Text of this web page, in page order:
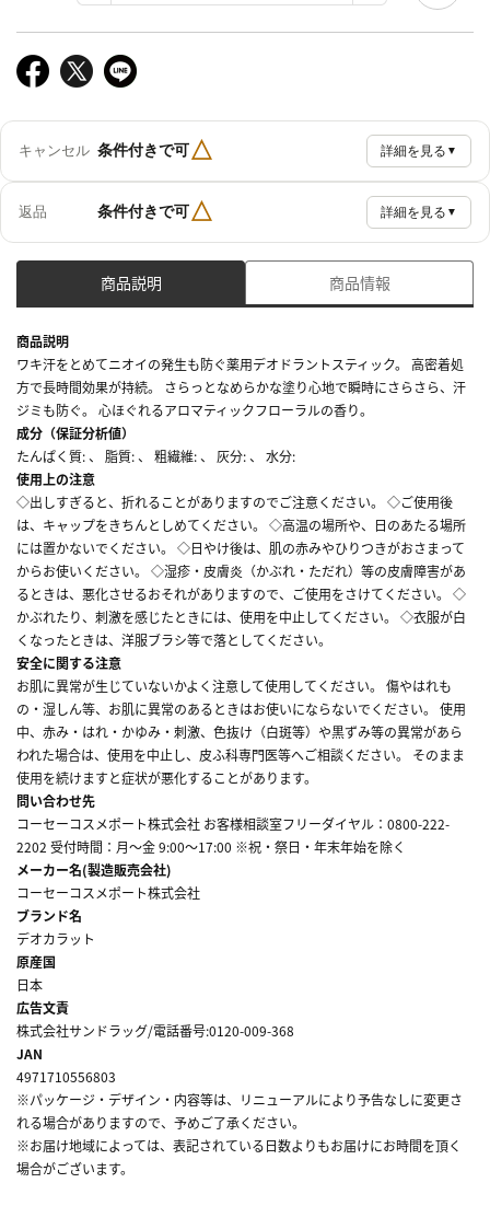
キャンセル 条件付きで可△ 詳細を見る ▼
返品 条件付きで可△ 詳細を見る ▼
商品説明 商品情報
商品説明
ワキ汗をとめてニオイの発生も防ぐ薬用デオドラントスティック。 高密着処
方で長時間効果が持続。 さらっとなめらかな塗り心地で瞬時にさらさら、汗
ジミも防ぐ。 心ほぐれるアロマティックフローラルの香り。
成分（保証分析値）
たんぱく質: 、 脂質: 、 粗繊維: 、 灰分: 、 水分:
使用上の注意
◇出しすぎると、折れることがありますのでご注意ください。 ◇ご使用後
は、キャップをきちんとしめてください。 ◇高温の場所や、日のあたる場所
には置かないでください。 ◇日やけ後は、肌の赤みやひりつきがおさまって
からお使いください。 ◇湿疹・皮膚炎（かぶれ・ただれ）等の皮膚障害があ
るときは、悪化させるおそれがありますので、ご使用をさけてください。 ◇
かぶれたり、刺激を感じたときには、使用を中止してください。 ◇衣服が白
くなったときは、洋服ブラシ等で落としてください。
安全に関する注意
お肌に異常が生じていないかよく注意して使用してください。 傷やはれも
の・湿しん等、お肌に異常のあるときはお使いにならないでください。 使用
中、赤み・はれ・かゆみ・刺激、色抜け（白斑等）や黒ずみ等の異常があら
われた場合は、使用を中止し、皮ふ科専門医等へご相談ください。 そのまま
使用を続けますと症状が悪化することがあります。
問い合わせ先
コーセーコスメポート株式会社 お客様相談室フリーダイヤル：0800-222-
2202 受付時間：月～金 9:00～17:00 ※祝・祭日・年末年始を除く
メーカー名(製造販売会社)
コーセーコスメポート株式会社
ブランド名
デオカラット
原産国
日本
広告文責
株式会社サンドラッグ/電話番号:0120-009-368
JAN
4971710556803
※パッケージ・デザイン・内容等は、リニューアルにより予告なしに変更さ
れる場合がありますので、予めご了承ください。
※お届け地域によっては、表記されている日数よりもお届けにお時間を頂く
場合がございます。